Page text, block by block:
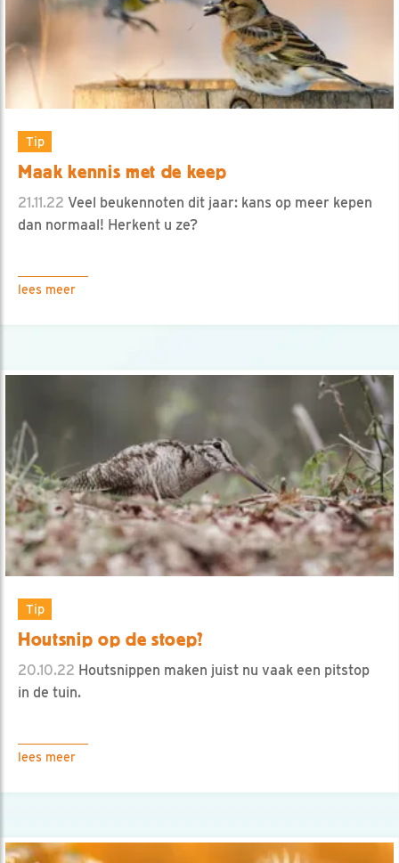
Tip
Maak kennis met de keep
21.11.22 Veel beukennoten dit jaar: kans op meer kepen
dan normaal! Herkent u ze?
lees meer
Tip
Houtsnip op de stoep?
20.10.22 Houtsnippen maken juist nu vaak een pitstop
in de tuin.
lees meer